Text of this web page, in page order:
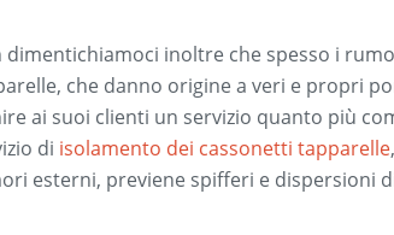
dimentichiamoci inoltre che spesso i
che danno origine a veri e propri
ai suoi clienti un servizio quanto più
di isolamento dei cassonetti tapparelle
esterni, previene spifferi e dispersioni